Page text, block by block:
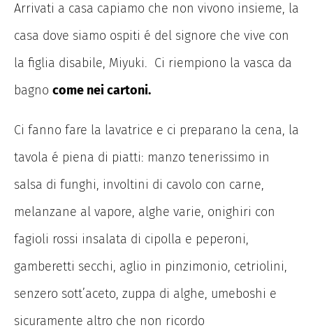
Arrivati a casa capiamo che non vivono insieme, la
casa dove siamo ospiti é del signore che vive con
la figlia disabile, Miyuki. Ci riempiono la vasca da
bagno come nei cartoni.
Ci fanno fare la lavatrice e ci preparano la cena, la
tavola é piena di piatti: manzo tenerissimo in
salsa di funghi, involtini di cavolo con carne,
melanzane al vapore, alghe varie, onighiri con
fagioli rossi insalata di cipolla e peperoni,
gamberetti secchi, aglio in pinzimonio, cetriolini,
senzero sott’aceto, zuppa di alghe, umeboshi e
sicuramente altro che non ricordo